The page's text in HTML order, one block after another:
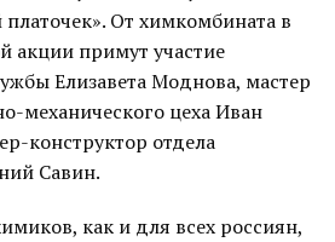
От химкомбината в
акции примут участие
Елизавета Моднова, мастер
механического цеха Иван
конструктор отдела
Савин.
как и для всех россиян,